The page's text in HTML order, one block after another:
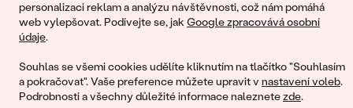
personalizaci reklam a analýzu návštěvnosti, což nám pomáhá
web vylepšovat. Podívejte se, jak Google zpracovává osobní
údaje.
Souhlas se všemi cookies udělíte kliknutím na tlačítko "Souhlasím
a pokračovat". Vaše preference můžete upravit v nastavení voleb.
Podrobnosti a všechny důležité informace naleznetezde.